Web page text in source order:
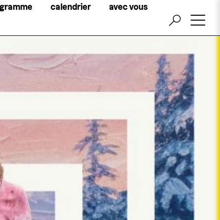
menu
calendrier avec vous
billetterie